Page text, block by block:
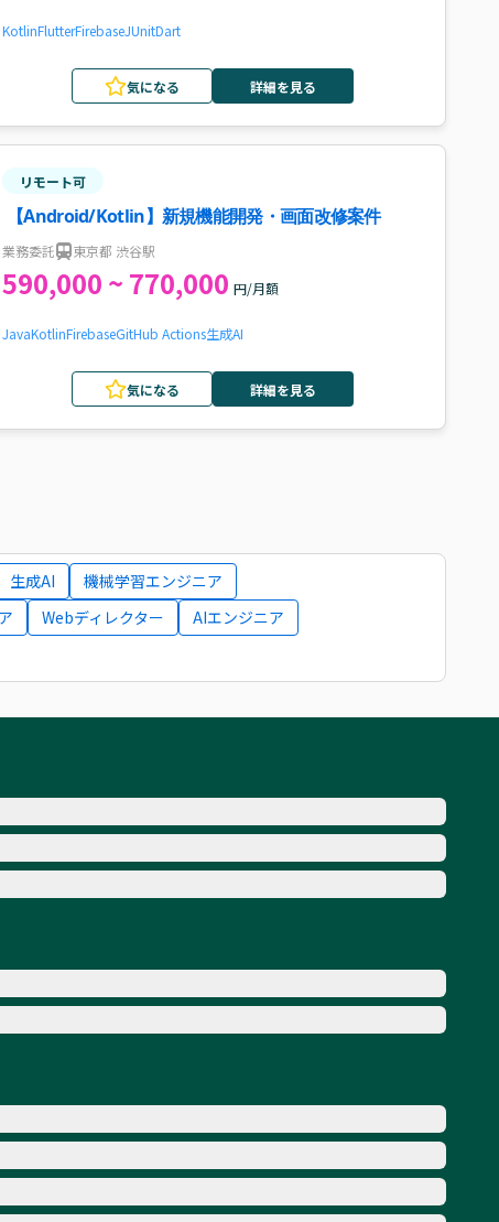
KotlinFlutterFirebaseJUnitDart
気になる 詳細を見る
リモート可
【Android/Kotlin】新規機能開発・画面改修案件
業務委託 東京都 渋谷駅
590,000 ~ 770,000 円/月額
JavaKotlinFirebaseGitHub Actions生成AI
気になる 詳細を見る
生成AI
機械学習エンジニア
Webディレクター
AIエンジニア